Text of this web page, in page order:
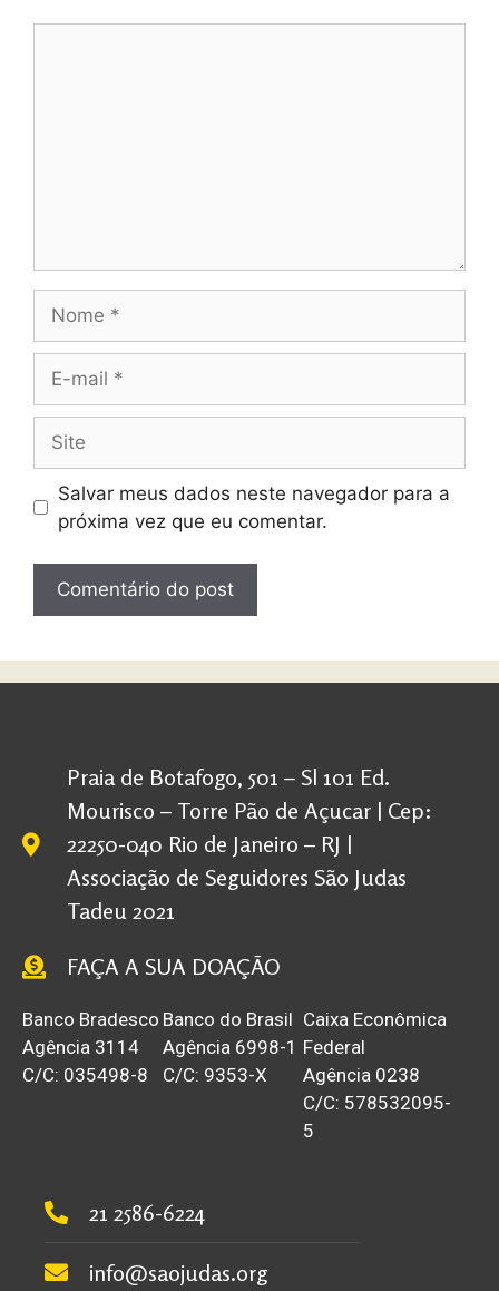
Salvar meus dados neste navegador para a
próxima vez que eu comentar.
Praia de Botafogo, 501 – Sl 101 Ed.
Mourisco – Torre Pão de Açucar | Cep:
22250-040 Rio de Janeiro – RJ |
Associação de Seguidores São Judas
Tadeu 2021
FAÇA A SUA DOAÇÃO
Banco Bradesco
Agência 3114
C/C: 035498-8
Banco do Brasil
Agência 6998-1
C/C: 9353-X
Caixa Econômica
Federal
Agência 0238
C/C: 578532095-
5
21 2586-6224
info@saojudas.org